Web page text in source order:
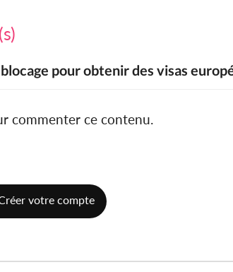
pour obtenir des visas
commenter ce contenu.
votre compte